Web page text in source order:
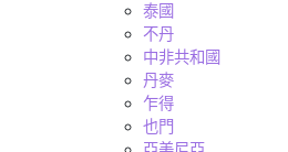
泰國
不丹
中非共和國
丹麥
乍得
也門